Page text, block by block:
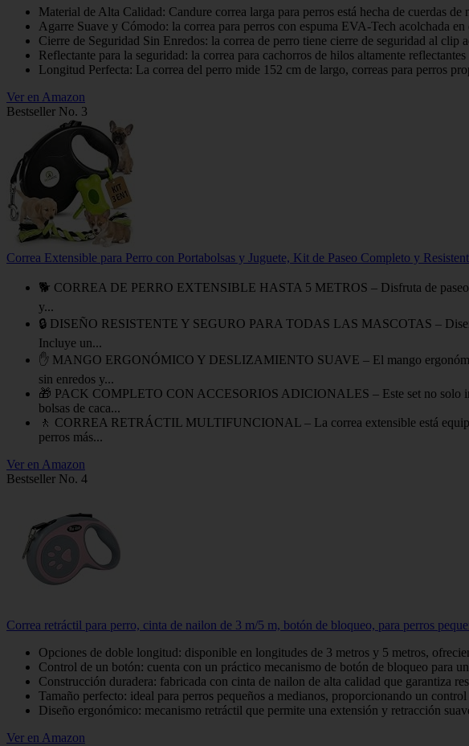
Material de Alta Calidad: Candure correa larga para perros está hecha de cuerdas
Agarre Suave y Cómodo: la correa para perros con espuma EVA-Tech acolchada
Cierre de Seguridad Sin Enredos: la correa de perro tiene cierre de seguridad al
Reflectante para la seguridad: la correa para cachorros de hilos altamente
Longitud Perfecta: La correa del perro mide 152 cm de largo, correas para perros
Ver en Amazon
Bestseller No. 3
Correa Extensible para Perro con Portabolsas y Juguete, Kit de Paseo Completo y
🐕 CORREA DE PERRO EXTENSIBLE HASTA 5 METROS – Disfruta de paseos
y...
🔒 DISEÑO RESISTENTE Y SEGURO PARA TODAS LAS MASCOTAS –
Incluye un...
✋ MANGO ERGONÓMICO Y DESLIZAMIENTO SUAVE – El mango
sin enredos y...
🎁 PACK COMPLETO CON ACCESORIOS ADICIONALES – Este set no solo
bolsas de caca...
🚶 CORREA RETRÁCTIL MULTIFUNCIONAL – La correa extensible está
perros más...
Ver en Amazon
Bestseller No. 4
Correa retráctil para perro, cinta de nailon de 3 m/5 m, botón de bloqueo, para perros
Opciones de doble longitud: disponible en longitudes de 3 metros y 5 metros,
Control de un botón: cuenta con un práctico mecanismo de botón de bloqueo para
Construcción duradera: fabricada con cinta de nailon de alta calidad que garantiza
Tamaño perfecto: ideal para perros pequeños a medianos, proporcionando un
Diseño ergonómico: mecanismo retráctil que permite una extensión y retracción
Ver en Amazon